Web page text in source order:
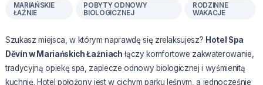
MARIAŃSKIE
ŁAŹNIE
POBYTY ODNOWY
BIOLOGICZNEJ
RODZINNE
WAKACJE
Szukasz miejsca, w którym naprawdę się zrelaksujesz? Hotel Spa
Děvín w Mariańskich Łaźniach łączy komfortowe zakwaterowanie,
tradycyjną opiekę spa, zaplecze odnowy biologicznej i wyśmienitą
kuchnię. Hotel położony jest w cichym parku leśnym, a jednocześnie